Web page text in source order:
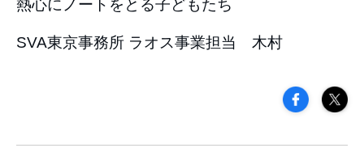
熱心にノートをとる子どもたち
SVA東京事務所 ラオス事業担当 木村